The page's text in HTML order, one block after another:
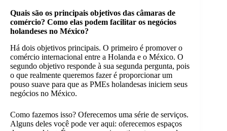
Quais são os principais objetivos das câmaras de
comércio? Como elas podem facilitar os negócios
holandeses no México?
Há dois objetivos principais. O primeiro é promover o
comércio internacional entre a Holanda e o México. O
segundo objetivo responde à sua segunda pergunta, pois
o que realmente queremos fazer é proporcionar um
pouso suave para que as PMEs holandesas iniciem seus
negócios no México.
Como fazemos isso? Oferecemos uma série de serviços.
Alguns deles você pode ver aqui: oferecemos espaços